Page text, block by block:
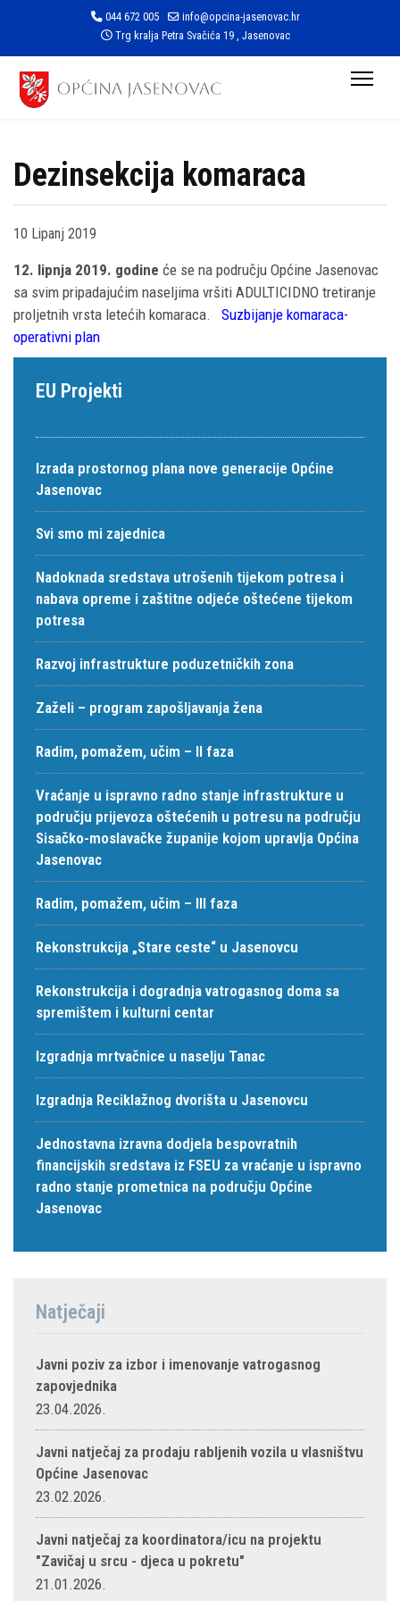
044 672 005
info@opcina-jasenovac.hr
Trg kralja Petra Svačića 19 , Jasenovac
Dezinsekcija komaraca
10 Lipanj 2019
12. lipnja 2019. godine će se na području Općine Jasenovac
sa svim pripadajućim naseljima vršiti ADULTICIDNO tretiranje
proljetnih vrsta letećih komaraca. Suzbijanje komaraca-
operativni plan
EU Projekti
Izrada prostornog plana nove generacije Općine
Jasenovac
Svi smo mi zajednica
Nadoknada sredstava utrošenih tijekom potresa i
nabava opreme i zaštitne odjeće oštećene tijekom
potresa
Razvoj infrastrukture poduzetničkih zona
Zaželi – program zapošljavanja žena
Radim, pomažem, učim – II faza
Vraćanje u ispravno radno stanje infrastrukture u
području prijevoza oštećenih u potresu na području
Sisačko-moslavačke županije kojom upravlja Općina
Jasenovac
Radim, pomažem, učim – III faza
Rekonstrukcija „Stare ceste“ u Jasenovcu
Rekonstrukcija i dogradnja vatrogasnog doma sa
spremištem i kulturni centar
Izgradnja mrtvačnice u naselju Tanac
Izgradnja Reciklažnog dvorišta u Jasenovcu
Jednostavna izravna dodjela bespovratnih
financijskih sredstava iz FSEU za vraćanje u ispravno
radno stanje prometnica na području Općine
Jasenovac
Natječaji
Javni poziv za izbor i imenovanje vatrogasnog
zapovjednika
23.04.2026.
Javni natječaj za prodaju rabljenih vozila u vlasništvu
Općine Jasenovac
23.02.2026.
Javni natječaj za koordinatora/icu na projektu
"Zavičaj u srcu - djeca u pokretu"
21.01.2026.